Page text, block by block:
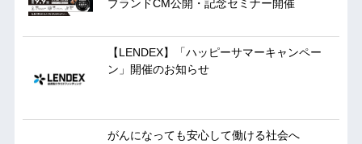
ブランドCM公開・記念セミナー開催
【LENDEX】「ハッピーサマーキャンペー
ン」開催のお知らせ
がんになっても安心して働ける社会へ